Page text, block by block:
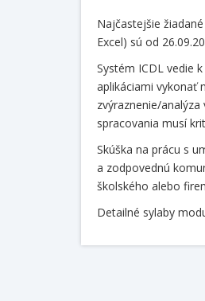
Najčastejšie
Excel) sú od
Systém ICDL vedie
aplikáciami vykonať
zvýraznenie/
spracovania musí
Skúška na prácu s
a zodpovednú
školského alebo
Detailné sylaby